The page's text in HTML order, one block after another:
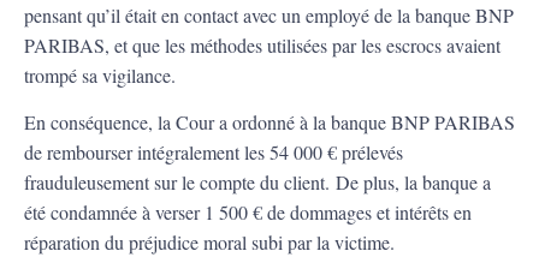
pensant qu’il était en contact avec un employé de la banque BNP
PARIBAS, et que les méthodes utilisées par les escrocs avaient
trompé sa vigilance.
En conséquence, la Cour a ordonné à la banque BNP PARIBAS
de rembourser intégralement les 54 000 € prélevés
frauduleusement sur le compte du client. De plus, la banque a
été condamnée à verser 1 500 € de dommages et intérêts en
réparation du préjudice moral subi par la victime.